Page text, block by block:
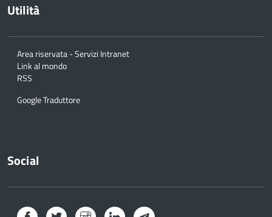
Utilità
Area riservata - Servizi Intranet
Link al mondo
RSS
Google Traduttore
Social
Facebook Twitter InstagramLinkedInTelegram